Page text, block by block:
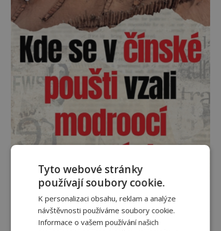
Vesmír a technologie
Co zachycují tajemné snímky
Tyto webové stránky
používají soubory cookie.
K personalizaci obsahu, reklam a analýze
návštěvnosti používáme soubory cookie.
Informace o vašem používání našich